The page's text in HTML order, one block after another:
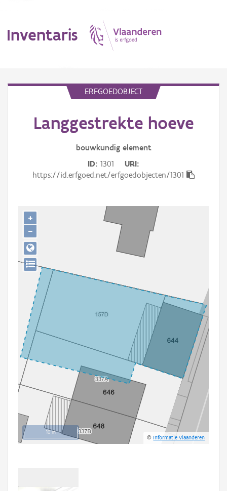
Inventaris
Erfgoedobject
Gebeurtenis
Persoon of collectief
Downloads
Hergebruik
Aanmelden
ERFGOEDOBJECT
Langgestrekte hoeve
bouwkundig element
ID 1301
URI
https://id.erfgoed.net/erfgoedobjecten/1301
10 m
©Informatie Vlaanderen
+
−